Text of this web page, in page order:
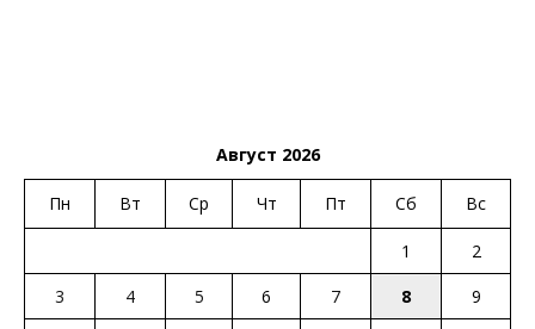
Август 2026
Пн Вт Ср Чт Пт Сб Вс
1
2
3
4 5 6 7 8
9